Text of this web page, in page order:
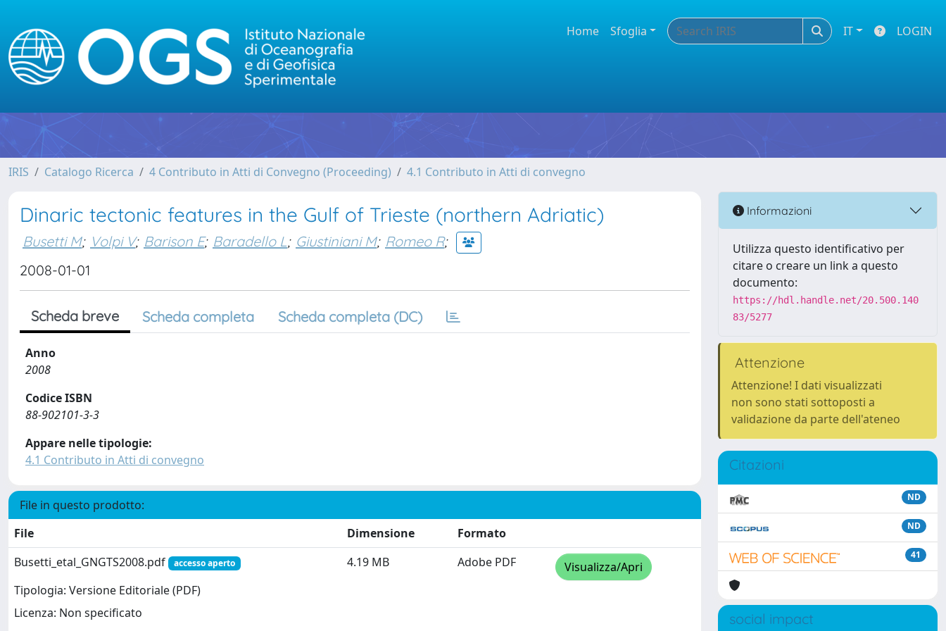
Home Sfoglia IT LOGIN
IRIS Catalogo Ricerca 4 Contributo in Atti di Convegno (Proceeding) 4.1 Contributo in Atti di convegno
Dinaric tectonic features in the Gulf of Trieste (northern Adriatic)
Busetti M; Volpi V; Barison E; Baradello L; Giustiniani M; Romeo R;
2008-01-01
Scheda breve Scheda completa Scheda completa (DC)
Anno
2008
Codice ISBN
88-902101-3-3
Appare nelle tipologie:
4.1 Contributo in Atti di convegno
File in questo prodotto:
File
Dimensione
Formato
Busetti_etal_GNGTS2008.pdf
accesso aperto
Tipologia: Versione Editoriale (PDF)
Licenza: Non specificato
4.19 MB Adobe PDF Visualizza/Apri
Informazioni
Utilizza questo identificativo per
citare o creare un link a questo
documento:
https://hdl.handle.net/20.500.140
83/5277
Attenzione
Attenzione! I dati visualizzati
non sono stati sottoposti a
validazione da parte dell'ateneo
Citazioni
ND
ND
41
social impact